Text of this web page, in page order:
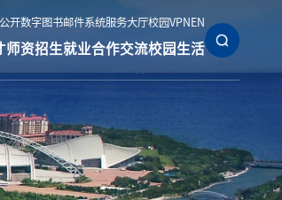
开数字图书邮件系统服务大厅校园VPN EN
师资招生就业合作交流校园生活